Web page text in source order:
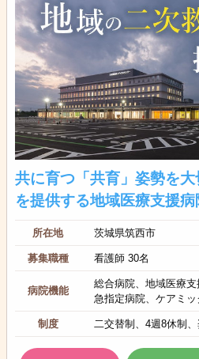
共に育つ「共育」姿勢を
を提供する地域医療支援病
所在地 茨城県筑西市
募集職種 看護師 30名
病院機能
総合病院、地域医療
急指定病院、ケアミ
制度 二交替制、4週8休制